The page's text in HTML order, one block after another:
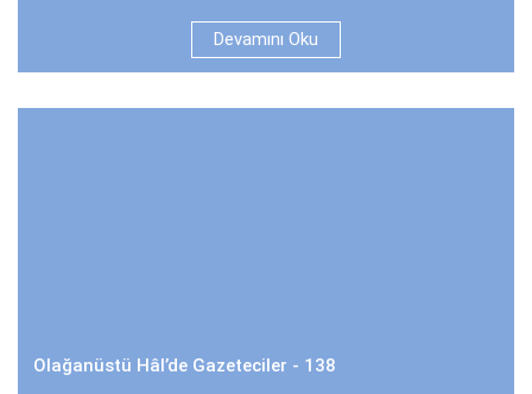
Devamını Oku
Olağanüstü Hâl’de Gazeteciler - 138